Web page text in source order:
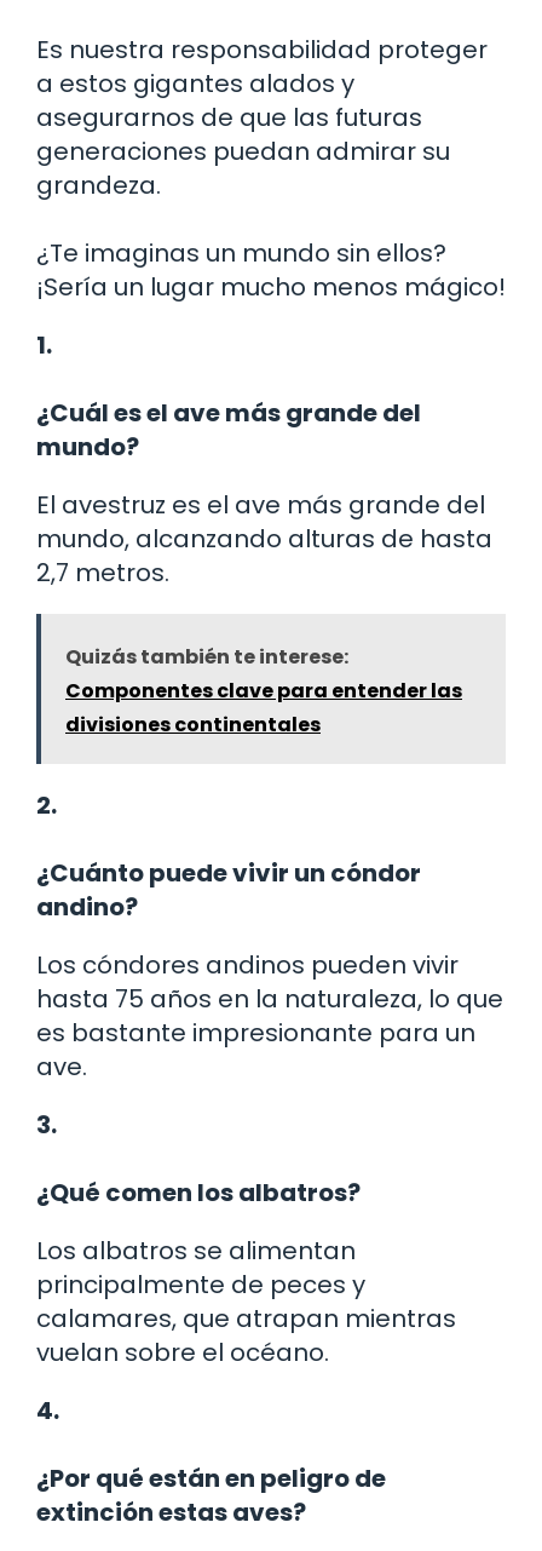
Es nuestra responsabilidad proteger
a estos gigantes alados y
asegurarnos de que las futuras
generaciones puedan admirar su
grandeza.
¿Te imaginas un mundo sin ellos?
¡Sería un lugar mucho menos mágico!
1.
¿Cuál es el ave más grande del
mundo?
El avestruz es el ave más grande del
mundo, alcanzando alturas de hasta
2,7 metros.
Quizás también te interese:
Componentes clave para entender las
divisiones continentales
2.
¿Cuánto puede vivir un cóndor
andino?
Los cóndores andinos pueden vivir
hasta 75 años en la naturaleza, lo que
es bastante impresionante para un
ave.
3.
¿Qué comen los albatros?
Los albatros se alimentan
principalmente de peces y
calamares, que atrapan mientras
vuelan sobre el océano.
4.
¿Por qué están en peligro de
extinción estas aves?